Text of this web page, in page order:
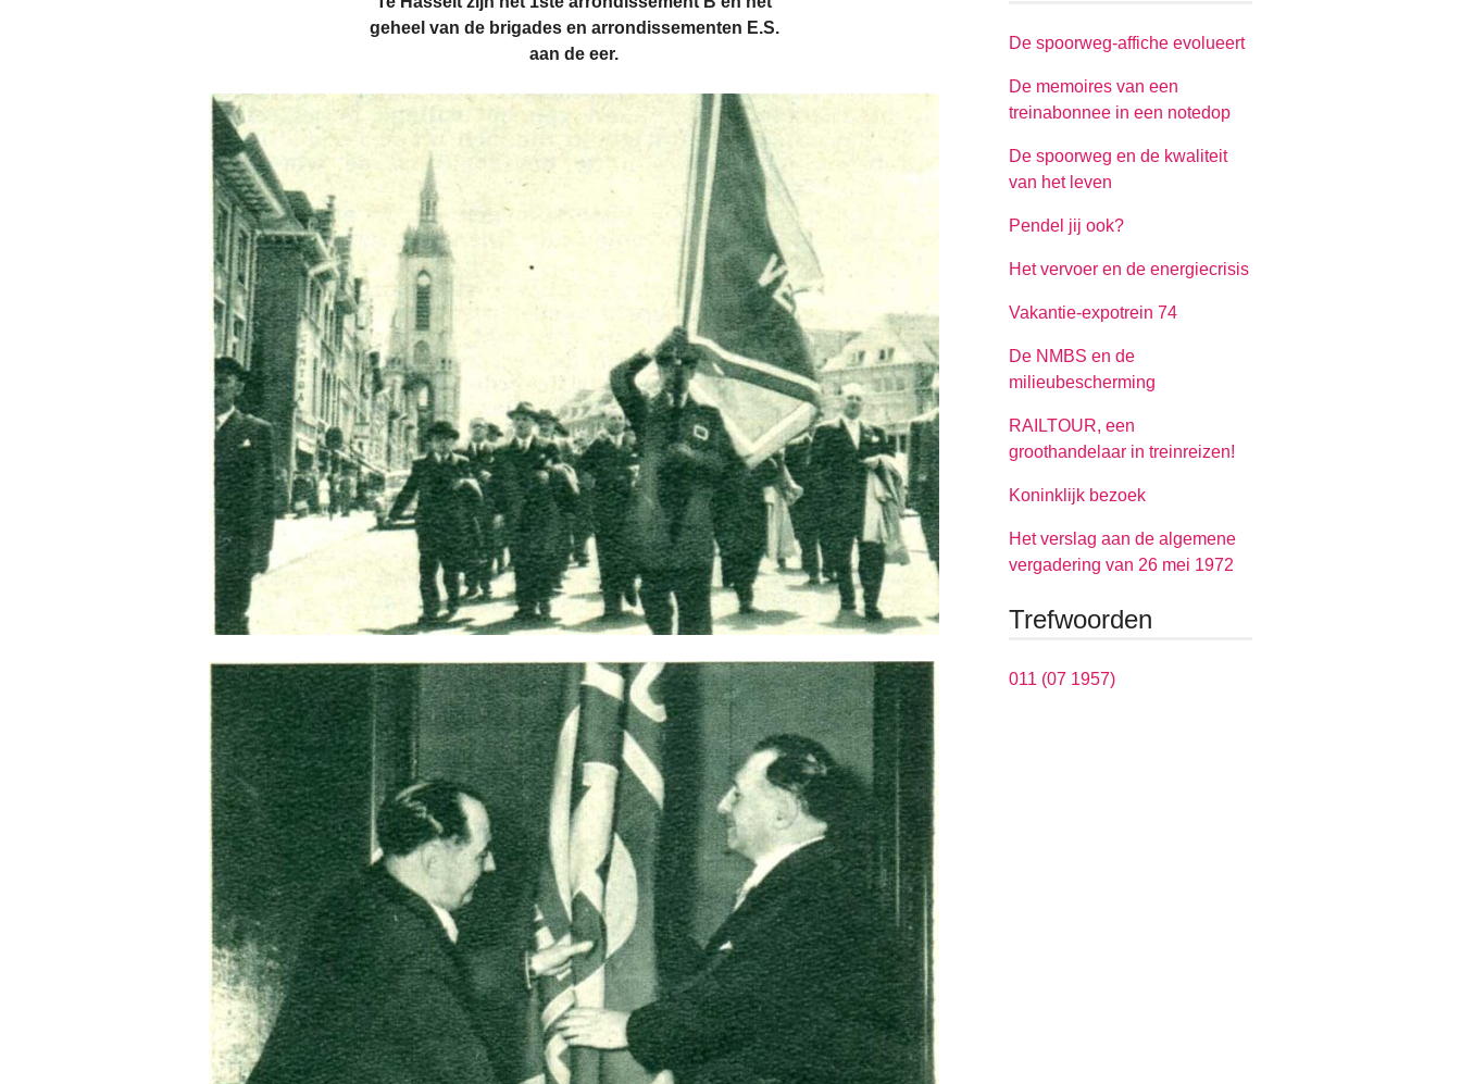
geheel van de brigades en arrondissementen E.S.
aan de eer.
De spoorweg-affiche evolueert
De memoires van een
treinabonnee in een notedop
De spoorweg en de kwaliteit
van het leven
Pendel jij ook?
Het vervoer en de energiecrisis
Vakantie-expotrein 74
De NMBS en de
milieubescherming
RAILTOUR, een
groothandelaar in treinreizen!
Koninklijk bezoek
Het verslag aan de algemene
vergadering van 26 mei 1972
Trefwoorden
011 (07 1957)